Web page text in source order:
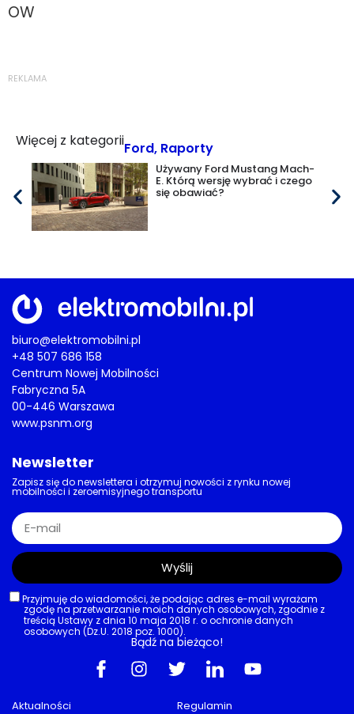
OW
REKLAMA
Więcej z kategoriiFord, Raporty
Używany Ford Mustang Mach-
E. Którą wersję wybrać i czego
się obawiać?
biuro@elektromobilni.pl
+48 507 686 158
Centrum Nowej Mobilności
Fabryczna 5A
00-446 Warszawa
www.psnm.org
Aktualności Regulamin
Newsletter
Zapisz się do newslettera i otrzymuj nowości z rynku nowej
mobilności i zeroemisyjnego transportu
Przyjmuję do wiadomości, że podając adres e-mail wyrażam
zgodę na przetwarzanie moich danych osobowych, zgodnie z
treścią Ustawy z dnia 10 maja 2018 r. o ochronie danych
osobowych (Dz.U. 2018 poz. 1000).
Wyślij
Bądź na bieżąco!